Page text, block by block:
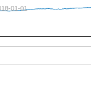
01-01